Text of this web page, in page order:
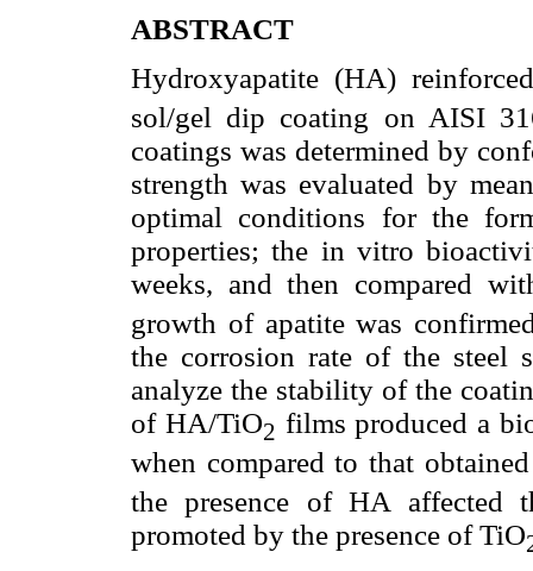
ABSTRACT
Hydroxyapatite (HA)
sol/gel dip coating on AISI
coatings was determined by
strength was evaluated by
optimal conditions for the
properties; the in vitro
weeks, and then compared
growth of apatite was
the corrosion rate of the steel
analyze the stability of the
of HA/TiO2 films produced a
when compared to that
the presence of HA affected
promoted by the presence of TiO